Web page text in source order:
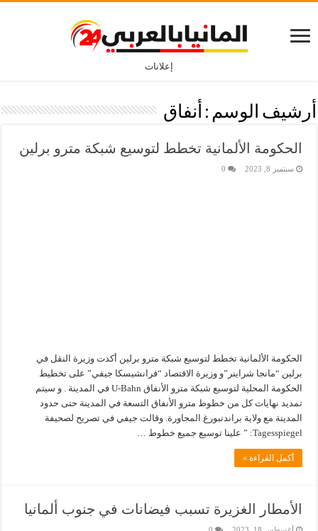
إعلانات
أرشيف الوسم : أنفاق
الحكومة الألمانية تخطط لتوسيع شبكة مترو برلين
سبتمبر 8, 2023 0
الحكومة الألمانية تخطط لتوسيع شبكة مترو برلين أكدت وزيرة النقل في
برلين “مانجا شراينر”و وزيرة الاقتصاد “فرانشيسكا جيفي” على تخطيط
الحكومة المحلية لتوسيع شبكة مترو الأنفاق U-Bahn في المدينة . و سيتم
تمديد نهايات كل من خطوط مترو الأنفاق التسعة في المدينة حتى حدود
المدينة مع ولاية براندنبورغ المجاورة. وقالت جيفي في تصريح لصحيفة
Tagesspiegel: ” علينا توسيع جميع خطوط …
أكمل القراءة »
الأمطار الغزيرة تسبب فيضانات في جنوب ألمانيا